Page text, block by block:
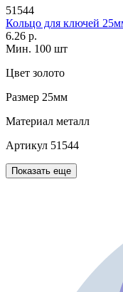
51544
Кольцо для ключей
6.26 р.
Мин. 100 шт
Цвет золото
Размер 25мм
Материал металл
Артикул 51544
Показать еще